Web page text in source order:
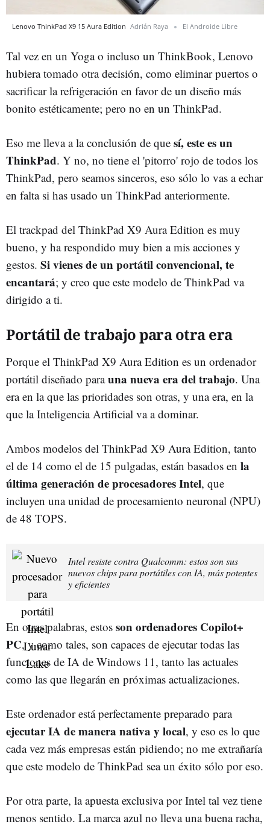
Lenovo ThinkPad X9 15 Aura Edition Adrián Raya El Androide Libre
Tal vez en un Yoga o incluso un ThinkBook, Lenovo
hubiera tomado otra decisión, como eliminar puertos o
sacrificar la refrigeración en favor de un diseño más
bonito estéticamente; pero no en un ThinkPad.
Eso me lleva a la conclusión de que sí, este es un
ThinkPad. Y no, no tiene el 'pitorro' rojo de todos los
ThinkPad, pero seamos sinceros, eso sólo lo vas a echar
en falta si has usado un ThinkPad anteriormente.
El trackpad del ThinkPad X9 Aura Edition es muy
bueno, y ha respondido muy bien a mis acciones y
gestos. Si vienes de un portátil convencional, te
encantará; y creo que este modelo de ThinkPad va
dirigido a ti.
Portátil de trabajo para otra era
Porque el ThinkPad X9 Aura Edition es un ordenador
portátil diseñado parauna nueva era del trabajo. Una
era en la que las prioridades son otras, y una era, en la
que la Inteligencia Artificial va a dominar.
Ambos modelos del ThinkPad X9 Aura Edition, tanto
el de 14 como el de 15 pulgadas, están basados en la
última generación de procesadores Intel, que
incluyen una unidad de procesamiento neuronal (NPU)
de 48 TOPS.
Intel resiste contra Qualcomm: estos son sus
nuevos chips para portátiles con IA, más potentes
y eficientes
En otras palabras, estos son ordenadores Copilot+
PC, y como tales, son capaces de ejecutar todas las
funciones de IA de Windows 11, tanto las actuales
como las que llegarán en próximas actualizaciones.
Este ordenador está perfectamente preparado para
ejecutar IA de manera nativa y local, y eso es lo que
cada vez más empresas están pidiendo; no me extrañaría
que este modelo de ThinkPad sea un éxito sólo por eso.
Por otra parte, la apuesta exclusiva por Intel tal vez tiene
menos sentido. La marca azul no lleva una buena racha,